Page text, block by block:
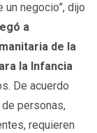
negocio”, dijo
llegó a
de la
la Infancia
De acuerdo
personas,
requieren